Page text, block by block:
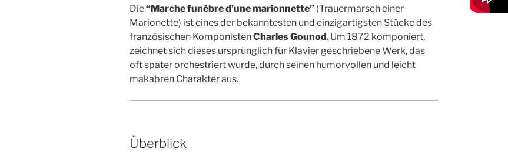
Die“Marche funèbre d’une marionnette” (Trauermarsch einer
Marionette) ist eines der bekanntesten und einzigartigsten Stücke des
französischen KomponistenCharles Gounod. Um 1872 komponiert,
zeichnet sich dieses ursprünglich für Klavier geschriebene Werk, das
oft später orchestriert wurde, durch seinen humorvollen und leicht
makabren Charakter aus.
Überblick